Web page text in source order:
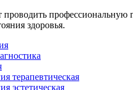
проводить профессиональную
здоровья.
терапевтическая
эстетическая